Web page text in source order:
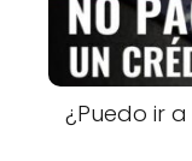
¿Puedo ir